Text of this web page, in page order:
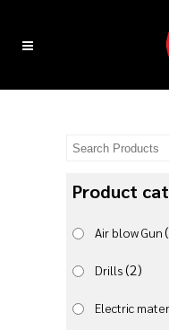
Product
Air blow Gun
Drills(2)
Electric